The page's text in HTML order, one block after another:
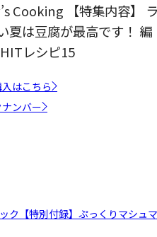
Cooking 【特集内容】
夏は豆腐が最高です！ 編
レシピ15
はこちら
ンバー
ク【特別付録】ぷっくりマシュマ